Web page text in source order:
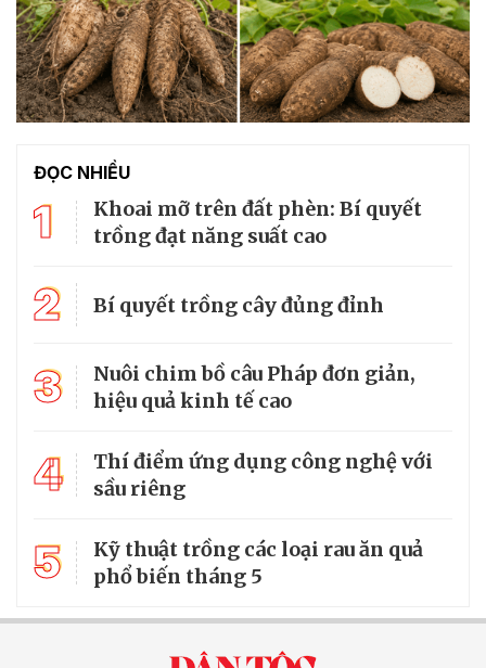
ĐỌC NHIỀU
1
Khoai mỡ trên đất phèn: Bí quyết
trồng đạt năng suất cao
2 Bí quyết trồng cây đủng đỉnh
3
Nuôi chim bồ câu Pháp đơn giản,
hiệu quả kinh tế cao
4
Thí điểm ứng dụng công nghệ với
sầu riêng
5
Kỹ thuật trồng các loại rau ăn quả
phổ biến tháng 5